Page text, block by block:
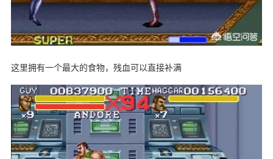
这里拥有一个最大的食物，残血可以直接补满